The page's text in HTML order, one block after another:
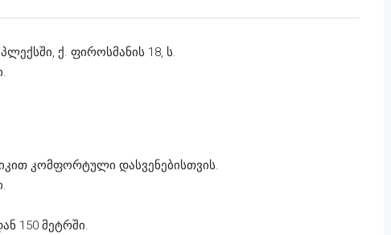
ქ. ფიროსმანის 18, ს.
კომფორტული დასვენებისთვის.
150 მეტრში.